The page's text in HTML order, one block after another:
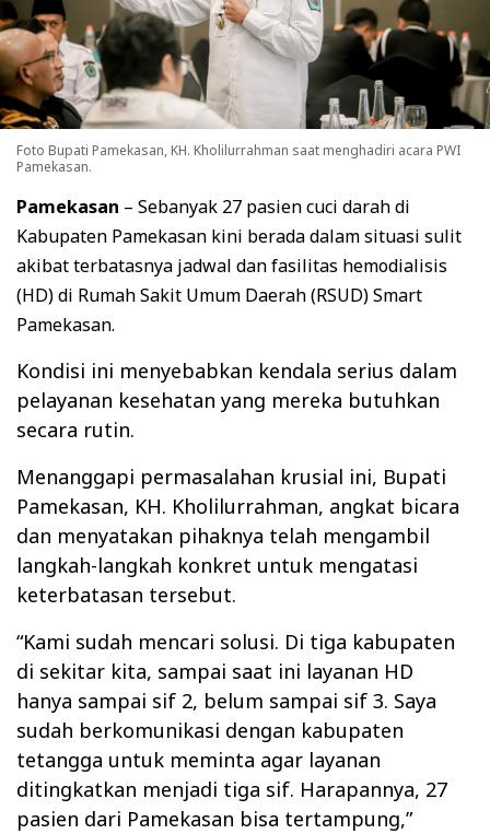
Foto Bupati Pamekasan, KH. Kholilurrahman saat menghadiri acara PWI
Pamekasan.
Pamekasan – Sebanyak 27 pasien cuci darah di
Kabupaten Pamekasan kini berada dalam situasi sulit
akibat terbatasnya jadwal dan fasilitas hemodialisis
(HD) di Rumah Sakit Umum Daerah (RSUD) Smart
Pamekasan.
Kondisi ini menyebabkan kendala serius dalam
pelayanan kesehatan yang mereka butuhkan
secara rutin.
Menanggapi permasalahan krusial ini, Bupati
Pamekasan, KH. Kholilurrahman, angkat bicara
dan menyatakan pihaknya telah mengambil
langkah-langkah konkret untuk mengatasi
keterbatasan tersebut.
“Kami sudah mencari solusi. Di tiga kabupaten
di sekitar kita, sampai saat ini layanan HD
hanya sampai sif 2, belum sampai sif 3. Saya
sudah berkomunikasi dengan kabupaten
tetangga untuk meminta agar layanan
ditingkatkan menjadi tiga sif. Harapannya, 27
pasien dari Pamekasan bisa tertampung,”